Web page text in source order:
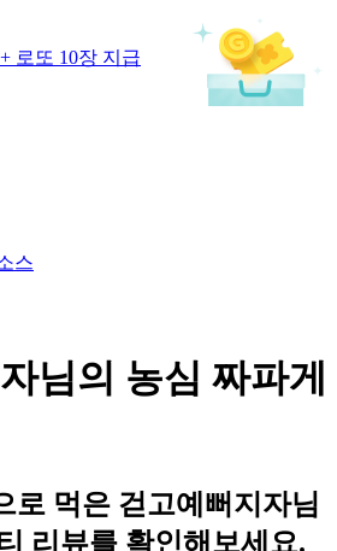
로또 10장 지급
스
님의 농심 짜파게
로 먹은 걷고예뻐지자님
리뷰를 확인해보세요.